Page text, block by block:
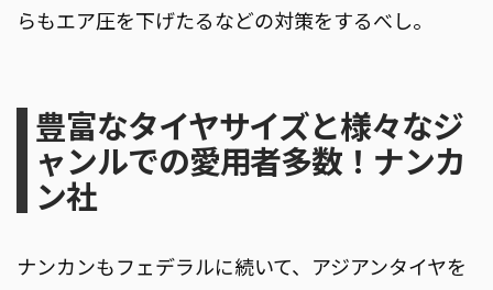
らもエア圧を下げたるなどの対策をするべし。
豊富なタイヤサイズと様々なジ
ャンルでの愛用者多数！ナンカ
ン社
ナンカンもフェデラルに続いて、アジアンタイヤを